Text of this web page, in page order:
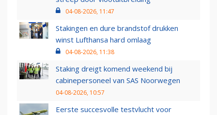
04-08-2026, 11:47
Stakingen en dure brandstof drukken
winst Lufthansa hard omlaag
04-08-2026, 11:38
Staking dreigt komend weekend bij
cabinepersoneel van SAS Noorwegen
04-08-2026, 10:57
Eerste succesvolle testvlucht voor